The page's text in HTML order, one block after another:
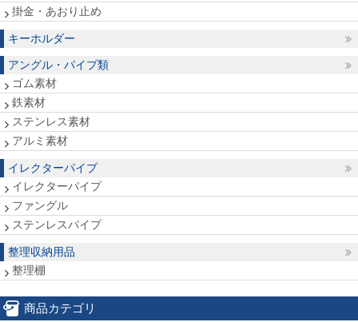
掛金・あおり止め
キーホルダー
アングル・パイプ類
ゴム素材
鉄素材
ステンレス素材
アルミ素材
イレクターパイプ
イレクターパイプ
ファングル
ステンレスパイプ
整理収納用品
整理棚
商品カテゴリ